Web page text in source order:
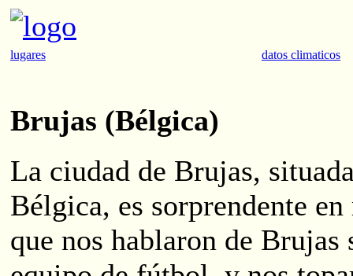
lugares datos climaticos
Brujas (Bélgica)
La ciudad de Brujas,
Bélgica, es sorprendente
que nos hablaron de